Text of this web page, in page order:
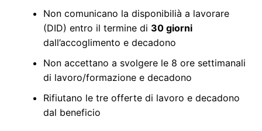
Non comunicano la disponibilià a lavorare
(DID) entro il termine di 30 giorni
dall’accoglimento e decadono
Non accettano a svolgere le 8 ore settimanali
di lavoro/formazione e decadono
Rifiutano le tre offerte di lavoro e decadono
dal beneficio